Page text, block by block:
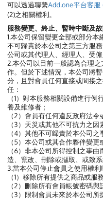
可以透過聯繫Add.one平台客服
(2)之相關權利。
服務變更、終止、暫時中斷及
1.本公司保留變更全部或部分
不可歸責於本公司之第三方服
公司或其代理人、經理人、受
2.本公司以目前一般認為合理
作。但於下述情況，本公司將
分，且對會員任何直接或間接
任：
（1）對本服務相關設備進行
養及維修者；
（2）會員有任何違反政府法令
（3）天災或其他不可抗力之
（4）其他不可歸責於本公司
（5）本公司或其合作夥伴變更
（6）非本公司所得控制之事
造、竄改、刪除或擷取、或致
3.當本公司停止會員之使用權
（1）移除所有提供之商品或服
（2）刪除所有會員帳號密碼
（3）限制會員未來於本公司所